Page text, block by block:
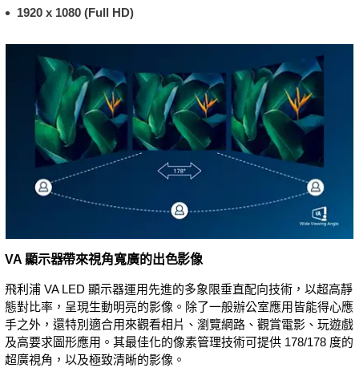
1920 x 1080 (Full HD)
VA 顯示器帶來視角寬廣的出色影像
飛利浦 VA LED 顯示器運用先進的多象限垂直配向技術，以超高靜
態對比率，呈現生動明亮的影像。除了一般辦公室應用皆能得心應
手之外，還特別適合用來觀看相片、瀏覽網路、觀賞電影、玩遊戲
及高要求圖形應用。其最佳化的像素管理技術可提供 178/178 度的
超廣視角，以及極致清晰的影像。